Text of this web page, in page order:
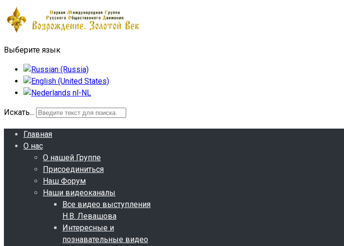
Выберите язык
Искать...
Главная
О нас
О нашей Группе
Присоединиться
Наш Форум
Наши видеоканалы
Все видео выступления
Н.В. Левашова
Интересные и
познавательные видео